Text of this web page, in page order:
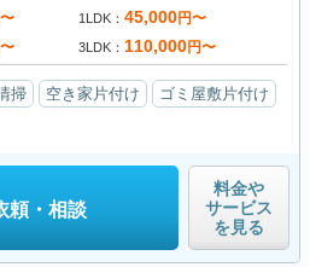
1LDK 45,000円〜
3LDK 110,000円〜
掃 空き家片付け
ゴミ屋敷片付け
頼・相談
料金や
サービス
を見る